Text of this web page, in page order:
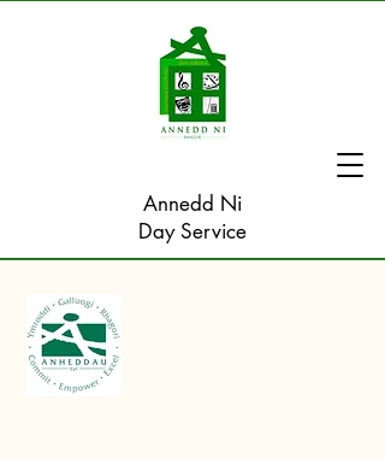
Annedd Ni
Day Service